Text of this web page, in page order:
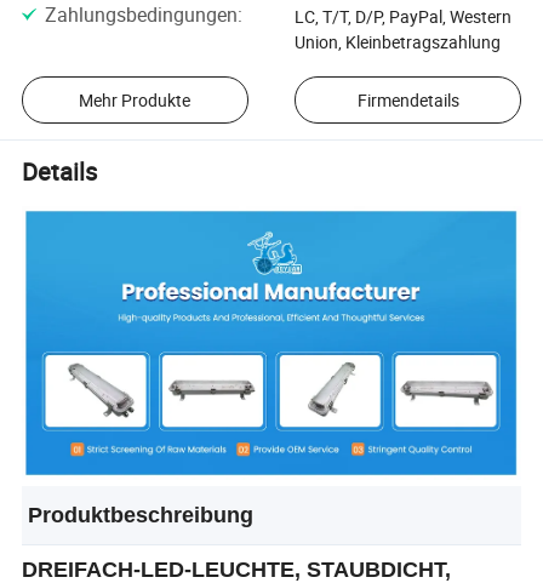
Zahlungsbedingungen:
LC, T/T, D/P, PayPal, Western
Union, Kleinbetragszahlung
Mehr Produkte Firmendetails
Details
Produktbeschreibung
DREIFACH-LED-LEUCHTE, STAUBDICHT,